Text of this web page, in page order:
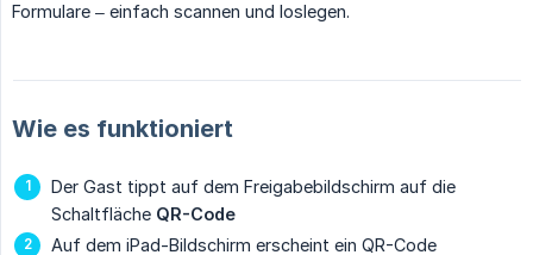
Formulare – einfach scannen und loslegen.
Wie es funktioniert
Der Gast tippt auf dem Freigabebildschirm auf die
Schaltfläche QR-Code
Auf dem iPad-Bildschirm erscheint ein QR-Code